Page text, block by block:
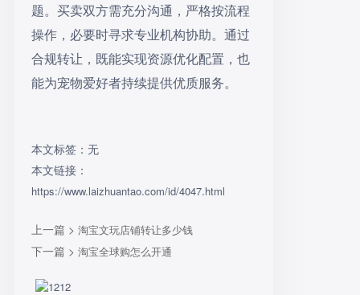
题。买卖双方需充分沟通，严格按流程
操作，必要时寻求专业机构协助。通过
合规转让，既能实现资源优化配置，也
能为宠物爱好者持续提供优质服务。
本文标签：无
本文链接：
https://www.laizhuantao.com/id/4047.html
上一篇 > 淘宝文玩店铺转让多少钱
下一篇 > 淘宝全球购怎么开通